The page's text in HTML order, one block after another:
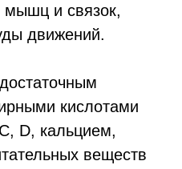
мышц и связок,
движений.
кислотами
D, кальцием,
веществ